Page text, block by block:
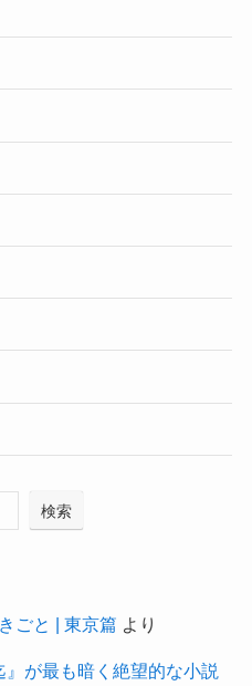
検索
ごと | 東京篇 より
が最も暗く絶望的な小説